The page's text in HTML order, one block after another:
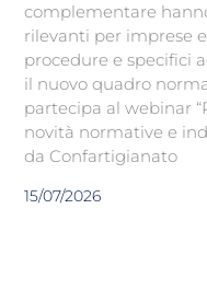
complementare
rilevanti per imprese
procedure e specifici
il nuovo quadro
partecipa al webinar
novità normative e
da Confartigianato
15/07/2026